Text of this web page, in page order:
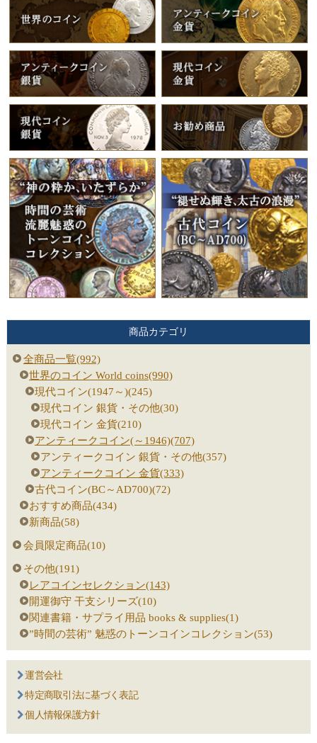
商品カテゴリ
全商品一覧(992)
世界のコイン World coins(990)
現代コイン(1947～)(245)
現代コイン 銀貨・その他(30)
現代コイン 金貨(210)
アンティークコイン(～1946)(707)
アンティークコイン 銀貨・その他(357)
アンティークコイン 金貨(333)
古代コイン(BC～AD700)(72)
おすすめ商品(434)
新商品(58)
会員限定商品(10)
その他(191)
レアコインセレクション(143)
開運御守 干支シリーズ(10)
関連書籍・サプライ用品 books & supplies(1)
”時間の芸術” 魅惑のトーンコインコレクション(53)
運営会社
特定商取引法に基づく表記
個人情報保護方針